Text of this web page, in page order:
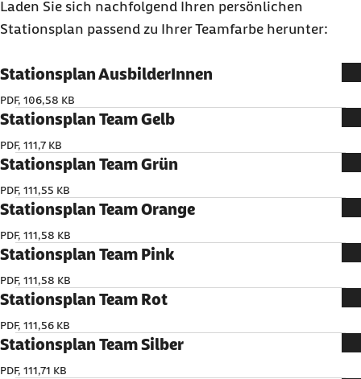
Laden Sie sich nachfolgend Ihren persönlichen
Stationsplan passend zu Ihrer Teamfarbe herunter:
Stationsplan AusbilderInnen
PDF, 106,58 KB
Stationsplan Team Gelb
PDF, 111,7 KB
Stationsplan Team Grün
PDF, 111,55 KB
Stationsplan Team Orange
PDF, 111,58 KB
Stationsplan Team Pink
PDF, 111,58 KB
Stationsplan Team Rot
PDF, 111,56 KB
Stationsplan Team Silber
PDF, 111,71 KB